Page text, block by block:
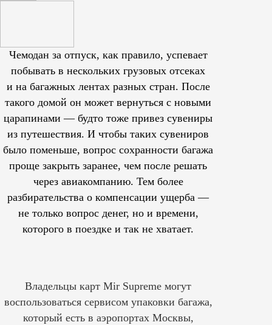
Чемодан за отпуск, как правило, успевает
побывать в нескольких грузовых отсеках
и на багажных лентах разных стран. После
такого домой он может вернуться с новыми
царапинами — будто тоже привез сувениры
из путешествия. И чтобы таких сувениров
было поменьше, вопрос сохранности багажа
проще закрыть заранее, чем после решать
через авиакомпанию. Тем более
разбирательства о компенсации ущерба —
не только вопрос денег, но и времени,
которого в поездке и так не хватает.
Владельцы карт Mir Supreme могут
воспользоваться сервисом упаковки багажа,
который есть в аэропортах Москвы,